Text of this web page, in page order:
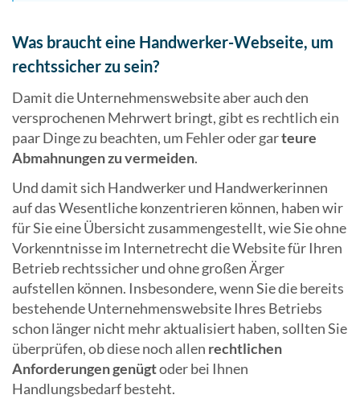
Was braucht eine Handwerker-Webseite, um
rechtssicher zu sein?
Damit die Unternehmenswebsite aber auch den
versprochenen Mehrwert bringt, gibt es rechtlich ein
paar Dinge zu beachten, um Fehler oder garteure
Abmahnungen zu vermeiden.
Und damit sich Handwerker und Handwerkerinnen
auf das Wesentliche konzentrieren können, haben wir
für Sie eine Übersicht zusammengestellt, wie Sie ohne
Vorkenntnisse im Internetrecht die Website für Ihren
Betrieb rechtssicher und ohne großen Ärger
aufstellen können. Insbesondere, wenn Sie die bereits
bestehende Unternehmenswebsite Ihres Betriebs
schon länger nicht mehr aktualisiert haben, sollten Sie
überprüfen, ob diese noch allen rechtlichen
Anforderungen genügtoder bei Ihnen
Handlungsbedarf besteht.